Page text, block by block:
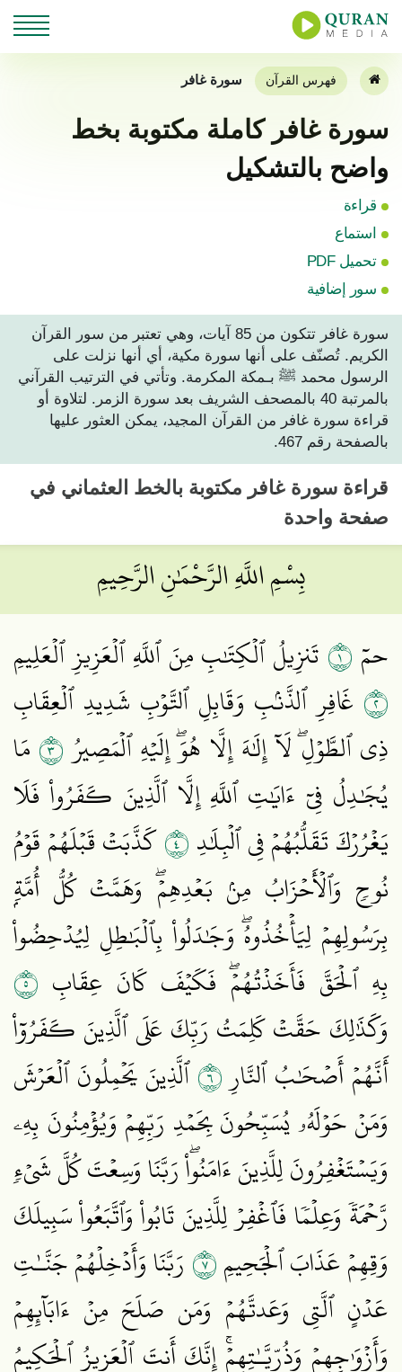
فهرس القرآن سورة غافر
سورة غافر كاملة مكتوبة بخط
واضح بالتشكيل
قراءة
استماع
تحميل PDF
سور إضافية
سورة غافر تتكون من 85 آيات، وهي تعتبر من سور القرآن
الكريم. تُصنّف على أنها سورة مكية، أي أنها نزلت على
الرسول محمد ﷺ بـمكة المكرمة. وتأتي في الترتيب القرآني
بالمرتبة 40 بالمصحف الشريف بعد سورة الزمر. لتلاوة أو
قراءة سورة غافر من القرآن المجيد، يمكن العثور عليها
بالصفحة رقم 467.
قراءة سورة غافر مكتوبة بالخط العثماني في
صفحة واحدة
بِسْمِ اللَّهِ الرَّحْمَٰنِ الرَّحِيمِ
حمٓ ١ تَنزِيلُ ٱلۡكِتَٰبِ مِنَ ٱللَّهِ ٱلۡعَزِيزِ ٱلۡعَلِيمِ
٢ غَافِرِ ٱلذَّنۢبِ وَقَابِلِ ٱلتَّوۡبِ شَدِيدِ ٱلۡعِقَابِ
ذِي ٱلطَّوۡلِۖ لَآ إِلَٰهَ إِلَّا هُوَۖ إِلَيۡهِ ٱلۡمَصِيرُ٣ مَا
يُجَٰدِلُ فِيٓ ءَايَٰتِ ٱللَّهِ إِلَّا ٱلَّذِينَ كَفَرُواْ فَلَا
يَغۡرُرۡكَ تَقَلُّبُهُمۡ فِي ٱلۡبِلَٰدِ٤كَذَّبَتۡ قَبۡلَهُمۡ قَوۡمُ
نُوحٖ وَٱلۡأَحۡزَابُ مِنۢ بَعۡدِهِمۡۖ وَهَمَّتۡ كُلُّ أُمَّةِۭ
بِرَسُولِهِمۡ لِيَأۡخُذُوهُۖ وَجَٰدَلُواْ بِٱلۡبَٰطِلِ لِيُدۡحِضُواْ
بِهِ ٱلۡحَقَّ فَأَخَذۡتُهُمۡۖ فَكَيۡفَ كَانَ عِقَابِ ٥
وَكَذَٰلِكَ حَقَّتۡ كَلِمَتُ رَبِّكَ عَلَى ٱلَّذِينَ كَفَرُوٓاْ
أَنَّهُمۡ أَصۡحَٰبُ ٱلنَّارِ٦ٱلَّذِينَ يَحۡمِلُونَ ٱلۡعَرۡشَ
وَمَنۡ حَوۡلَهُۥ يُسَبِّحُونَ بِحَمۡدِ رَبِّهِمۡ وَيُؤۡمِنُونَ بِهِۦ
وَيَسۡتَغۡفِرُونَ لِلَّذِينَ ءَامَنُواْۖ رَبَّنَا وَسِعۡتَ كُلَّ شَيۡءٖ
رَّحۡمَةٗ وَعِلۡمٗا فَٱغۡفِرۡ لِلَّذِينَ تَابُواْ وَٱتَّبَعُواْ سَبِيلَكَ
وَقِهِمۡ عَذَابَ ٱلۡجَحِيمِ٧ رَبَّنَا وَأَدۡخِلۡهُمۡ جَنَّـٰتِ
عَدۡنٍ ٱلَّتِي وَعَدتَّهُمۡ وَمَن صَلَحَ مِنۡ ءَابَآئِهِمۡ
وَأَزۡوَٰجِهِمۡ وَذُرِّيَّـٰتِهِمۡۚ إِنَّكَ أَنتَ ٱلۡعَزِيزُ ٱلۡحَكِيمُ